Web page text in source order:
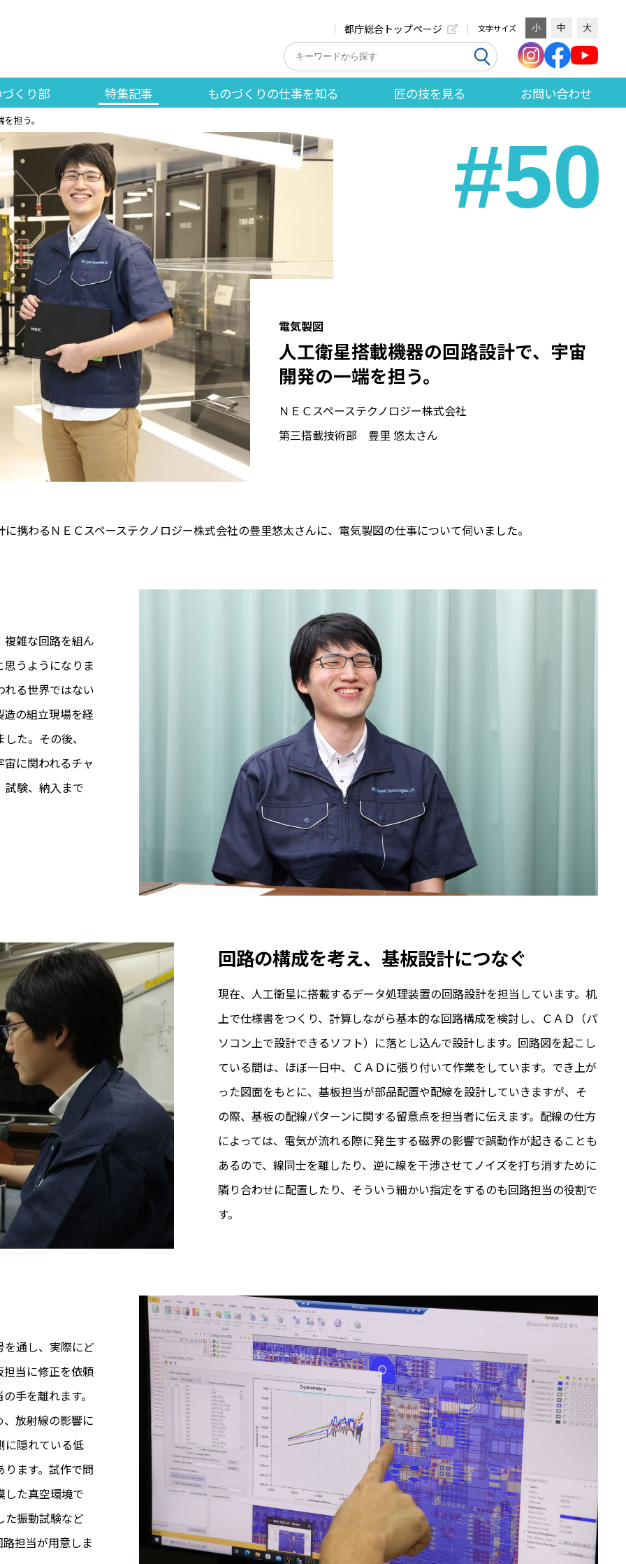
都庁総合トップページ 文字サイズ 小 中 大
くり部 特集記事 ものづくりの仕事を知る 匠の技を見る お問い合わせ
担う。
#50
電気製図
人工衛星搭載機器の回路設計で、宇宙
開発の一端を担う。
ＮＥＣスペーステクノロジー株式会社
第三搭載技術部 豊里 悠太さん
携わるＮＥＣスペーステクノロジー株式会社の豊里悠太さんに、電気製図の仕事について伺いました。
雑な回路を組ん
うようになりま
る世界ではない
の組立現場を経
た。その後、
に関われるチャ
試験、納入まで
回路の構成を考え、基板設計につなぐ
現在、人工衛星に搭載するデータ処理装置の回路設計を担当しています。机
上で仕様書をつくり、計算しながら基本的な回路構成を検討し、ＣＡＤ（パ
ソコン上で設計できるソフト）に落とし込んで設計します。回路図を起こし
ている間は、ほぼ一日中、ＣＡＤに張り付いて作業をしています。でき上が
った図面をもとに、基板担当が部品配置や配線を設計していきますが、そ
の際、基板の配線パターンに関する留意点を担当者に伝えます。配線の仕方
によっては、電気が流れる際に発生する磁界の影響で誤動作が起きることも
あるので、線同士を離したり、逆に線を干渉させてノイズを打ち消すために
隣り合わせに配置したり、そういう細かい指定をするのも回路担当の役割で
す。
を通し、実際にど
当に修正を依頼
手を離れます。
放射線の影響に
に隠れている低
ます。試作で問
した真空環境で
た振動試験など
担当が用意しま